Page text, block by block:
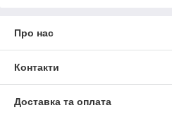
Про нас
Контакти
Доставка та оплата